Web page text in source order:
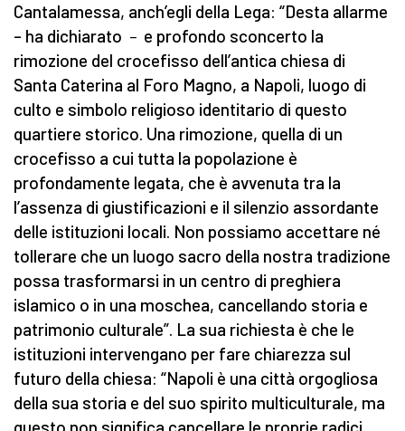
Cantalamessa, anch’egli della Lega: “Desta allarme
– ha dichiarato – e profondo sconcerto la
rimozione del crocefisso dell’antica chiesa di
Santa Caterina al Foro Magno, a Napoli, luogo di
culto e simbolo religioso identitario di questo
quartiere storico. Una rimozione, quella di un
crocefisso a cui tutta la popolazione è
profondamente legata, che è avvenuta tra la
l’assenza di giustificazioni e il silenzio assordante
delle istituzioni locali. Non possiamo accettare né
tollerare che un luogo sacro della nostra tradizione
possa trasformarsi in un centro di preghiera
islamico o in una moschea, cancellando storia e
patrimonio culturale”. La sua richiesta è che le
istituzioni intervengano per fare chiarezza sul
futuro della chiesa: “Napoli è una città orgogliosa
della sua storia e del suo spirito multiculturale, ma